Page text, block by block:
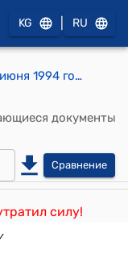
KG RU
Указ Президента КР от 23 июня 1994 года №УП-144 "Об Администрации Президента Кыргызской Республики"
документы
Сравнение
силу!